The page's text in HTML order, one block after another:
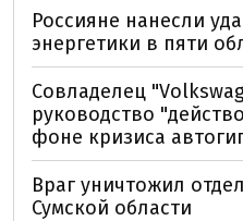
Россияне нанесли
энергетики в пяти
Совладелец
руководство
фоне кризиса
Враг уничтожил
Сумской области